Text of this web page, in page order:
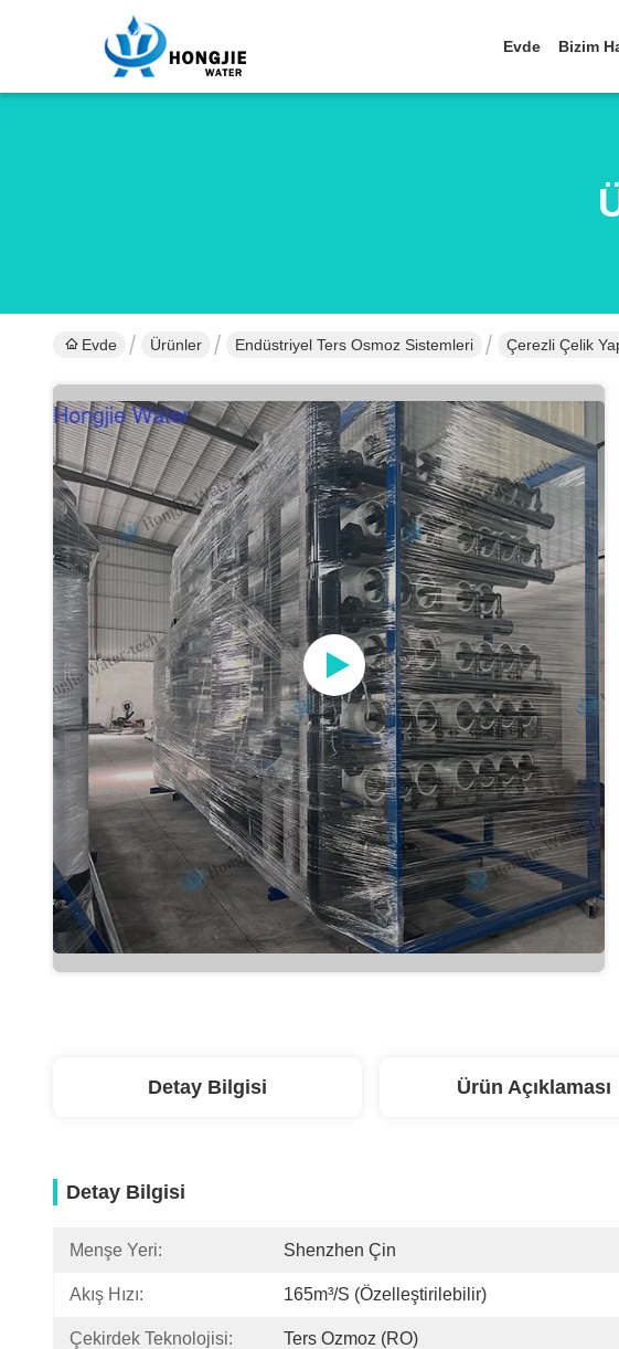
Evde Bizim
Evde Ürünler Endüstriyel Ters Osmoz Sistemleri Çerezli Çelik
Detay Bilgisi Ürün Açıklaması
Detay Bilgisi
Menşe Yeri: Shenzhen Çin
Akış Hızı: 165m³/s (özelleştirilebilir)
Çekirdek Teknolojisi: Ters Ozmoz (RO)